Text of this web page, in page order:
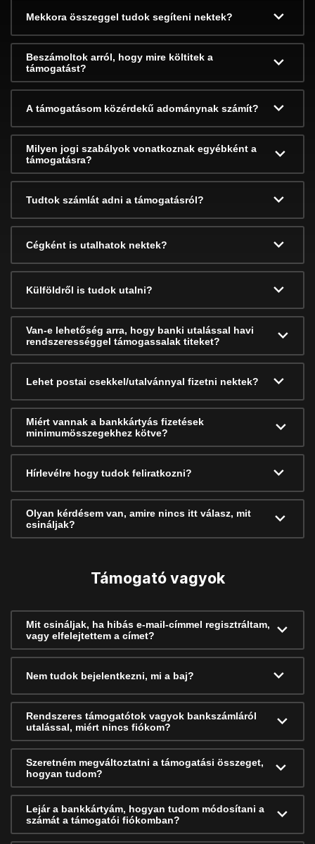
Mekkora összeggel tudok segíteni nektek?
Beszámoltok arról, hogy mire költitek a
támogatást?
A támogatásom közérdekű adománynak számít?
Milyen jogi szabályok vonatkoznak egyébként a
támogatásra?
Tudtok számlát adni a támogatásról?
Cégként is utalhatok nektek?
Külföldről is tudok utalni?
Van-e lehetőség arra, hogy banki utalással havi
rendszerességgel támogassalak titeket?
Lehet postai csekkel/utalvánnyal fizetni nektek?
Miért vannak a bankkártyás fizetések
minimumösszegekhez kötve?
Hírlevélre hogy tudok feliratkozni?
Olyan kérdésem van, amire nincs itt válasz, mit
csináljak?
Támogató vagyok
Mit csináljak, ha hibás e-mail-címmel regisztráltam,
vagy elfelejtettem a címet?
Nem tudok bejelentkezni, mi a baj?
Rendszeres támogatótok vagyok bankszámláról
utalással, miért nincs fiókom?
Szeretném megváltoztatni a támogatási összeget,
hogyan tudom?
Lejár a bankkártyám, hogyan tudom módosítani a
számát a támogatói fiókomban?